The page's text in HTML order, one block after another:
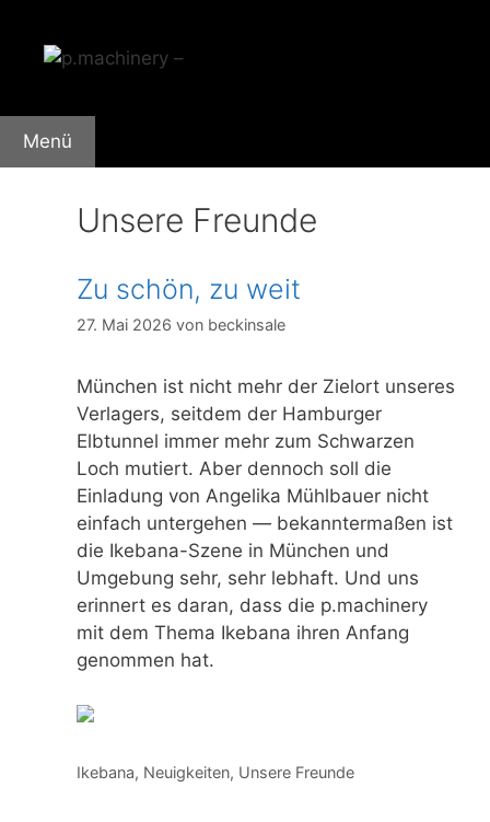
Inhalt
springen
Menü
Unsere Freunde
Zu schön, zu weit
27. Mai 2026 von beckinsale
München ist nicht mehr der Zielort unseres
Verlagers, seitdem der Hamburger
Elbtunnel immer mehr zum Schwarzen
Loch mutiert. Aber dennoch soll die
Einladung von Angelika Mühlbauer nicht
einfach untergehen — bekanntermaßen ist
die Ikebana-Szene in München und
Umgebung sehr, sehr lebhaft. Und uns
erinnert es daran, dass die p.machinery
mit dem Thema Ikebana ihren Anfang
genommen hat.
Kategorien
Ikebana, Neuigkeiten, Unsere Freunde